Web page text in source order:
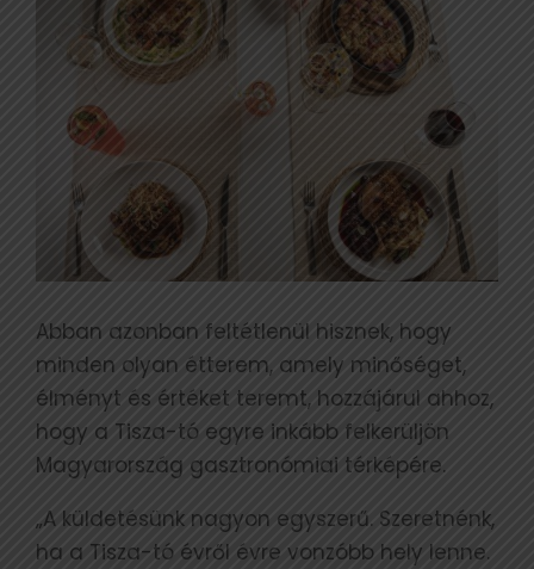
Abban azonban feltétlenül hisznek, hogy
minden olyan étterem, amely minőséget,
élményt és értéket teremt, hozzájárul ahhoz,
hogy a Tisza-tó egyre inkább felkerüljön
Magyarország gasztronómiai térképére.
„A küldetésünk nagyon egyszerű. Szeretnénk,
ha a Tisza-tó évről évre vonzóbb hely lenne.